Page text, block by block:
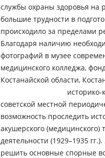
службы охраны здоровья на
большие трудности в
происходило за пределами
Благодаря наличию
фотографий в музее
медицинского колледжа,
Костанайской области,
историко-
советской местной
возможность проследить
акушерского (медицинского)
деятельности (1929–1935 гг.).
решить основные спорные